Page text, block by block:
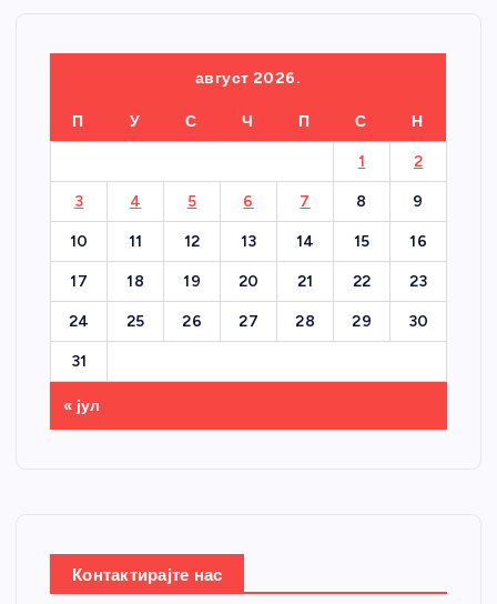
август 2026.
П У С Ч П С Н
1 2
3 4 5 6 7 8 9
10 11 12 13 14 15 16
17 18 19 20 21 22 23
24 25 26 27 28 29 30
31
« јул
Контактирајте нас